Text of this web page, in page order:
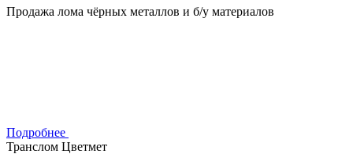
Продажа лома чёрных металлов и б/у материалов
Подробнее
Транслом Цветмет